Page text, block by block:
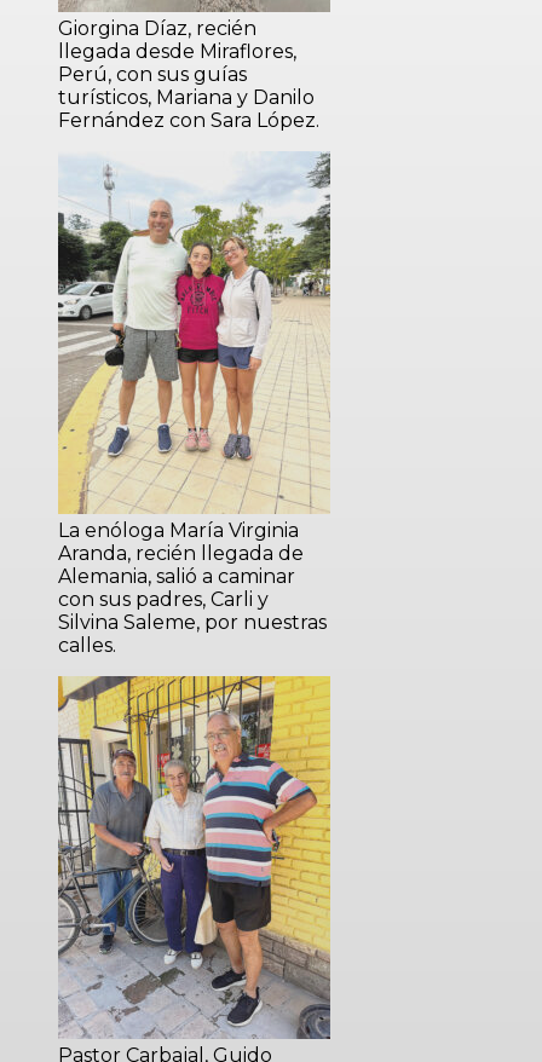
Giorgina Díaz, recién
llegada desde Miraflores,
Perú, con sus guías
turísticos, Mariana y Danilo
Fernández con Sara López.
La enóloga María Virginia
Aranda, recién llegada de
Alemania, salió a caminar
con sus padres, Carli y
Silvina Saleme, por nuestras
calles.
Pastor Carbajal, Guido